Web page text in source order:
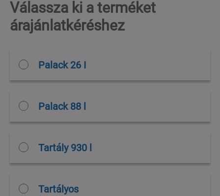
Válassza ki a terméket
árajánlatkéréshez
Palack 26 I
Palack 88 l
Tartály 930 l
Tartályos